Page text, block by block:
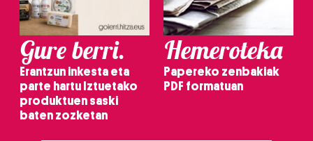
Gure berri.
Erantzun inkesta eta
parte hartu Iztuetako
produktuen saski
baten zozketan
Hemeroteka
Papereko zenbakiak
PDF formatuan